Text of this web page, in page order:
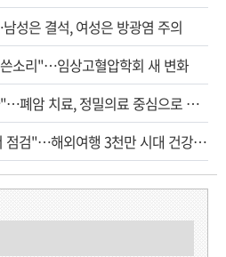
성은 결석, 여성은 방광염 주의
소리"…임상고혈압학회 새 변화
암 치료, 정밀의료 중심으로 진화
"…해외여행 3천만 시대 건강관리법